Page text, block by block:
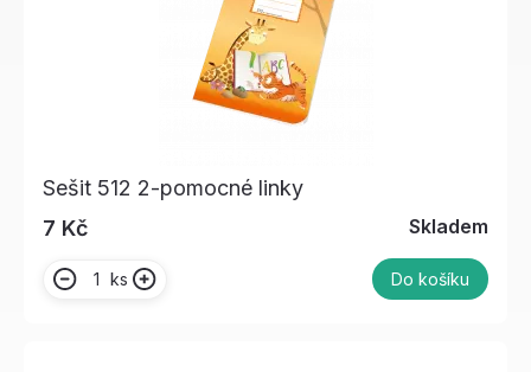
Sešit 512 2-pomocné linky
7 Kč
Skladem
ks Do košíku